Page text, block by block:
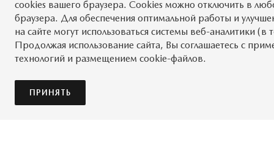
Мир Mazda
Правовая информация
Автомобили в наличии
Запись на сервис
Личный кабинет
Мы в соцсетях
cookies вашего браузера. Cookies можно отключить в
браузера. Для обеспечения оптимальной работы и
на сайте могут использоваться системы веб-аналитики
Продолжая использование сайта, Вы соглашаетесь с
технологий и размещением cookie-файлов.
ПРИНЯТЬ